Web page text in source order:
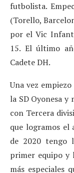
futbolista.
(Torello,
por el Vic
15. El último
Cadete DH.
Una vez
la SD Oyonesa
con Tercera
que logramos el
de 2020 tengo
primer equipo y
más especiales